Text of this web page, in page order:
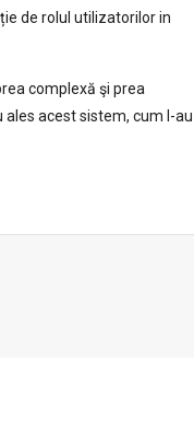
de rolul utilizatorilor in
complexă şi prea
acest sistem, cum l-au